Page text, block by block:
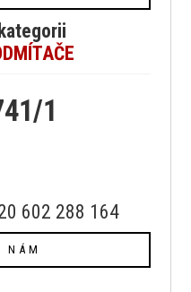
1
602 288 164
NÁM